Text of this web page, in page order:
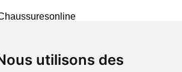
utilisons des